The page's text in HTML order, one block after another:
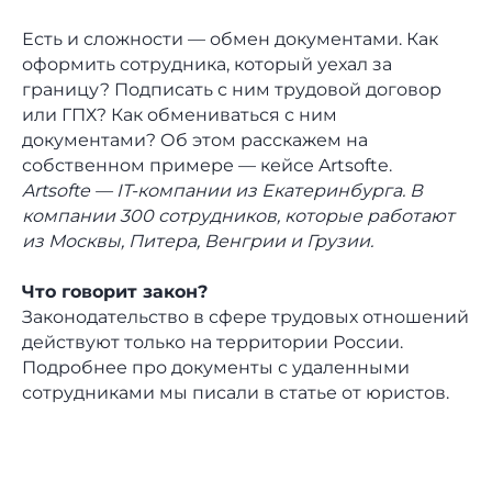
Есть и сложности — обмен документами. Как
оформить сотрудника, который уехал за
границу? Подписать с ним трудовой договор
или ГПХ? Как обмениваться с ним
документами? Об этом расскажем на
собственном примере — кейсе Artsofte.
Artsofte — IT-компании из Екатеринбурга. В
компании 300 сотрудников, которые работают
из Москвы, Питера, Венгрии и Грузии.
Что говорит закон?
Законодательство в сфере трудовых отношений
действуют только на территории России.
Подробнее про документы с удаленными
сотрудниками мы писали в статье от юристов.